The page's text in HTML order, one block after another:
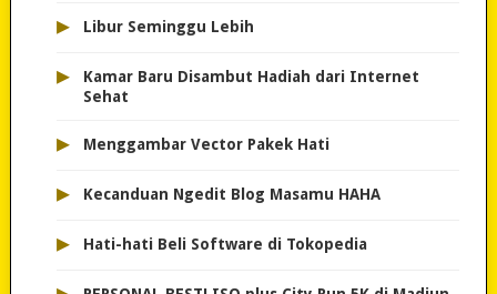
▸ Libur Seminggu Lebih
▸
Kamar Baru Disambut Hadiah dari Internet
Sehat
▸ Menggambar Vector Pakek Hati
▸ Kecanduan Ngedit Blog Masamu HAHA
▸ Hati-hati Beli Software di Tokopedia